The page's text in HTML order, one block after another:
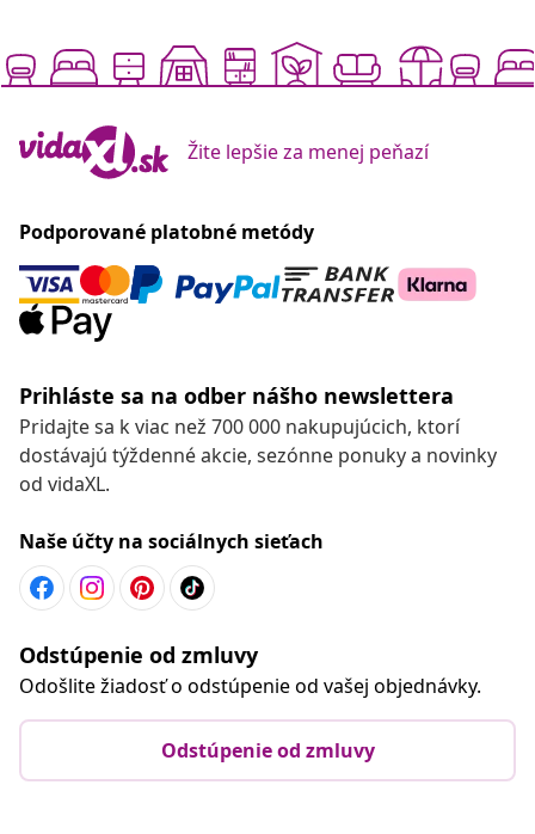
Žite lepšie za menej peňazí
Podporované platobné metódy
Prihláste sa na odber nášho newslettera
Pridajte sa k viac než 700 000 nakupujúcich, ktorí
dostávajú týždenné akcie, sezónne ponuky a novinky
od vidaXL.
Naše účty na sociálnych sieťach
Odstúpenie od zmluvy
Odošlite žiadosť o odstúpenie od vašej objednávky.
Odstúpenie od zmluvy